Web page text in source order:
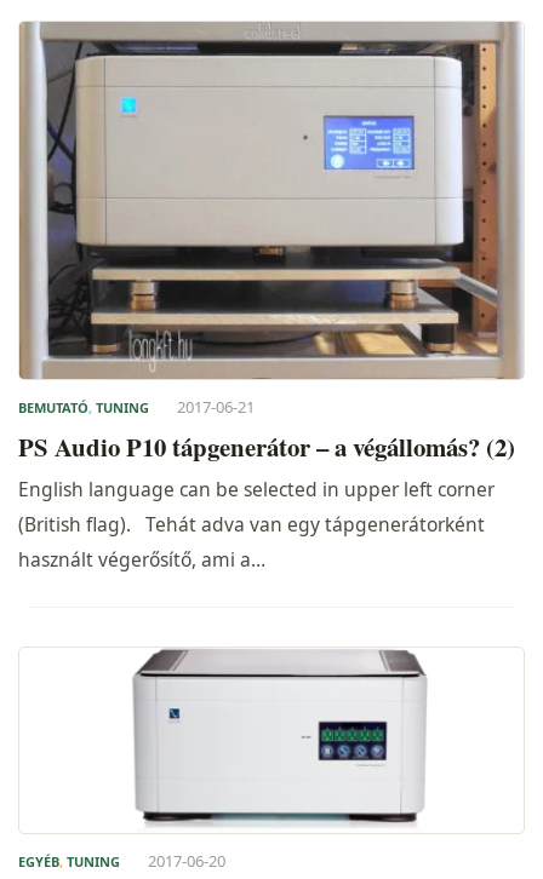
BEMUTATÓ, TUNING 2017-06-21
PS Audio P10 tápgenerátor – a végállomás? (2)
English language can be selected in upper left corner
(British flag). Tehát adva van egy tápgenerátorként
használt végerősítő, ami a…
EGYÉB, TUNING 2017-06-20